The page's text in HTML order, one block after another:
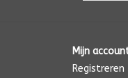
Mijn
Registreren